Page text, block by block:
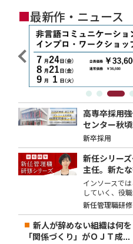
■最新作・ニュース
高専卒採用
センター秋
新卒採用
新任シリー
主任。新た
インソースで
していく、役
新任管理職研修
新人が辞めない組織は何
「関係づくり」がＯＪＴ成...